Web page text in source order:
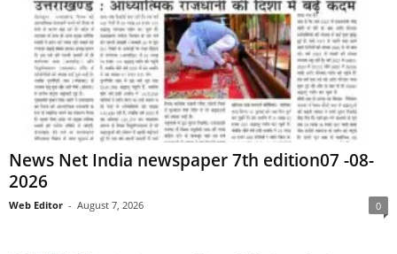
News Net India newspaper 7th edition07 -08-
2026
Web Editor - August 7, 2026 0